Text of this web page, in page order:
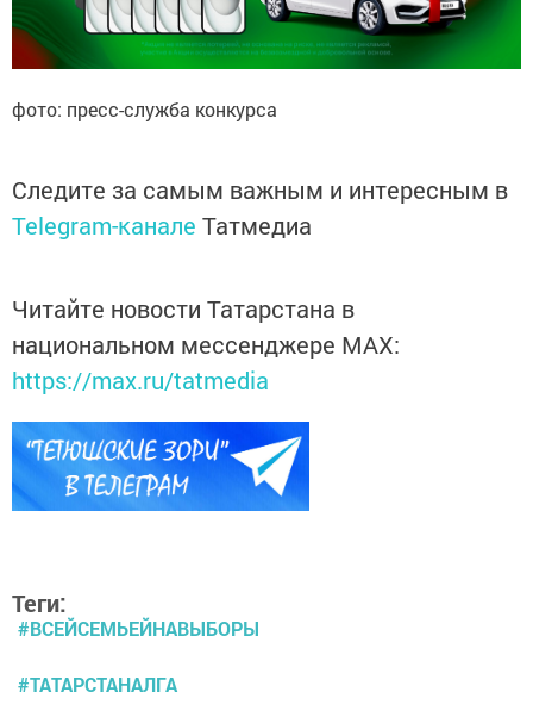
фото: пресс-служба конкурса
Следите за самым важным и интересным в
Telegram-канале Татмедиа
Читайте новости Татарстана в
национальном мессенджере MАХ:
https://max.ru/tatmedia
Теги:
#ВСЕЙСЕМЬЕЙНАВЫБОРЫ
#ТАТАРСТАНАЛГА